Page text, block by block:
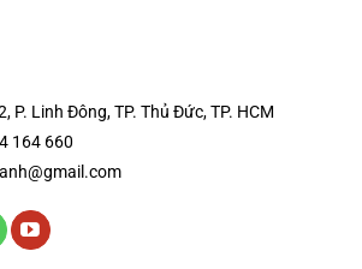
P. Linh Đông, TP. Thủ Đức, TP. HCM
164 660